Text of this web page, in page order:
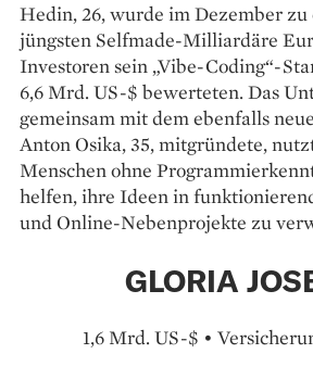
Hedin, 26, wurde im Dezember
jüngsten Selfmade-Mil­liardäre
Investoren sein „Vibe-Coding“-
6,6 Mrd. US-$ bewerteten. Das
gemeinsam mit dem ebenfalls
Anton Osika, 35, mitgründete,
Menschen ohne
helfen, ihre Ideen in
und Online-Nebenprojekte zu
GLORIA
1,6 Mrd. US-$ •